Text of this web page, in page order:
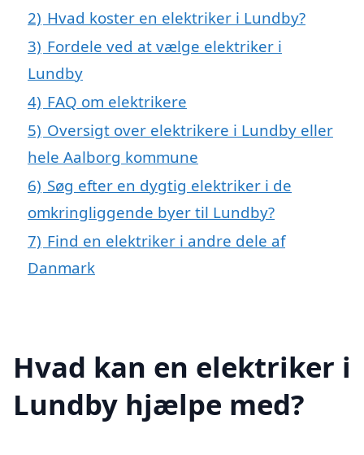
2) Hvad koster en elektriker i Lundby?
3) Fordele ved at vælge elektriker i
Lundby
4) FAQ om elektrikere
5) Oversigt over elektrikere i Lundby eller
hele Aalborg kommune
6) Søg efter en dygtig elektriker i de
omkringliggende byer til Lundby?
7) Find en elektriker i andre dele af
Danmark
Hvad kan en elektriker i
Lundby hjælpe med?